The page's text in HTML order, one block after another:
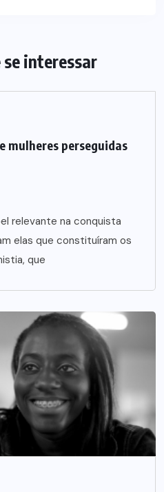
se interessar
mulheres perseguidas
relevante na conquista
elas que constituíram os
que